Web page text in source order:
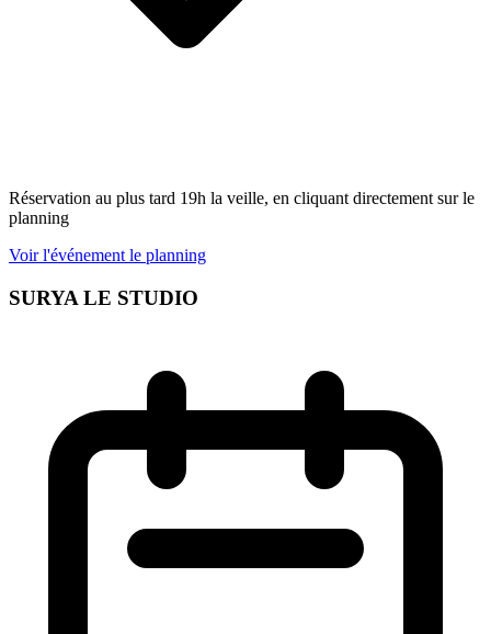
Réservation au plus tard 19h la veille, en cliquant directement sur le
planning
Voir l'événement le planning
SURYA LE STUDIO